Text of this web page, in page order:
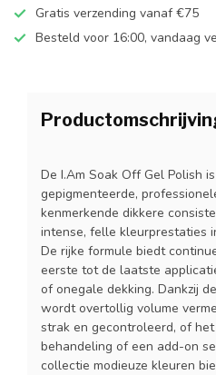
Gratis verzending vanaf €75
Besteld voor 16:00, vandaag
De I.Am Soak Off Gel Polish
gepigmenteerde,
kenmerkende dikkere
intense, felle kleurprestaties
De rijke formule biedt
eerste tot de laatste
of onegale dekking. Dankzij
wordt overtollig volume
strak en gecontroleerd, of
behandeling of een add-on
collectie modieuze kleuren